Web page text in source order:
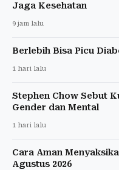
Jaga Kesehatan
9 jam lalu
Berlebih Bisa Picu
1 hari lalu
Stephen Chow Sebut
Gender dan Mental
1 hari lalu
Cara Aman
Agustus 2026